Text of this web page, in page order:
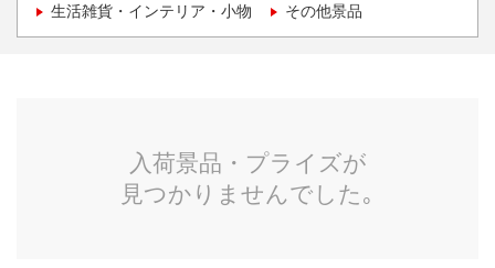
生活雑貨・インテリア・小物 その他景品